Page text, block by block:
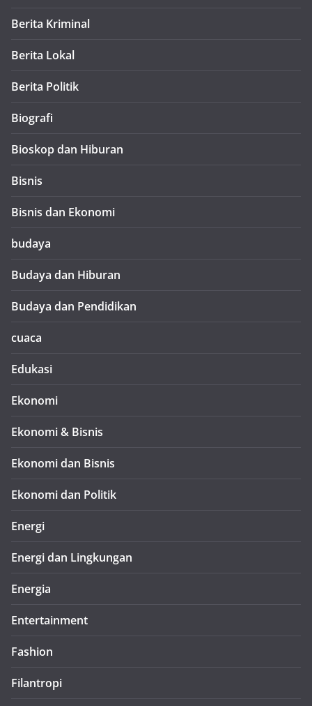
Berita Kriminal
Berita Lokal
Berita Politik
Biografi
Bioskop dan Hiburan
Bisnis
Bisnis dan Ekonomi
budaya
Budaya dan Hiburan
Budaya dan Pendidikan
cuaca
Edukasi
Ekonomi
Ekonomi & Bisnis
Ekonomi dan Bisnis
Ekonomi dan Politik
Energi
Energi dan Lingkungan
Energia
Entertainment
Fashion
Filantropi